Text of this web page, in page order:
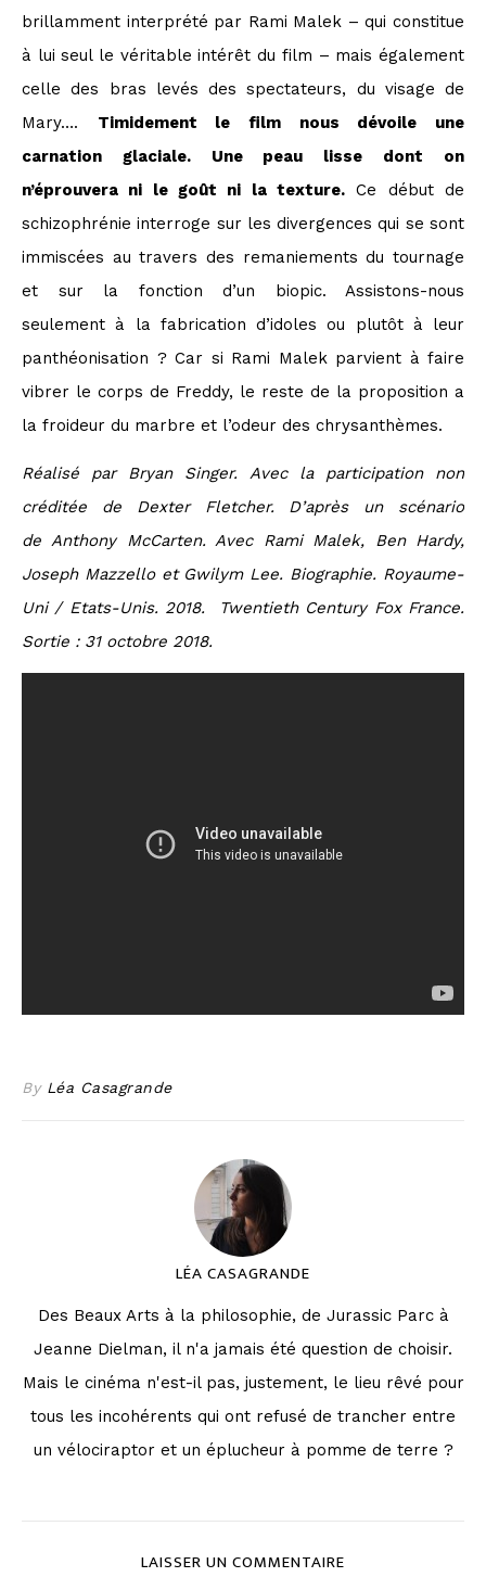
brillamment interprété par Rami Malek – qui constitue
à lui seul le véritable intérêt du film – mais également
celle des bras levés des spectateurs, du visage de
Mary…. Timidement le film nous dévoile une
carnation glaciale. Une peau lisse dont on
n’éprouvera ni le goût ni la texture. Ce début de
schizophrénie interroge sur les divergences qui se sont
immiscées au travers des remaniements du tournage
et sur la fonction d’un biopic. Assistons-nous
seulement à la fabrication d’idoles ou plutôt à leur
panthéonisation ? Car si Rami Malek parvient à faire
vibrer le corps de Freddy, le reste de la proposition a
la froideur du marbre et l’odeur des chrysanthèmes.
Réalisé par Bryan Singer. Avec la participation non
créditée de Dexter Fletcher. D’après un scénario
de Anthony McCarten. Avec Rami Malek, Ben Hardy,
Joseph Mazzello et Gwilym Lee. Biographie. Royaume-
Uni / Etats-Unis. 2018. Twentieth Century Fox France.
Sortie : 31 octobre 2018.
By Léa Casagrande
LÉA CASAGRANDE
Des Beaux Arts à la philosophie, de Jurassic Parc à
Jeanne Dielman, il n'a jamais été question de choisir.
Mais le cinéma n'est-il pas, justement, le lieu rêvé pour
tous les incohérents qui ont refusé de trancher entre
un vélociraptor et un éplucheur à pomme de terre ?
LAISSER UN COMMENTAIRE